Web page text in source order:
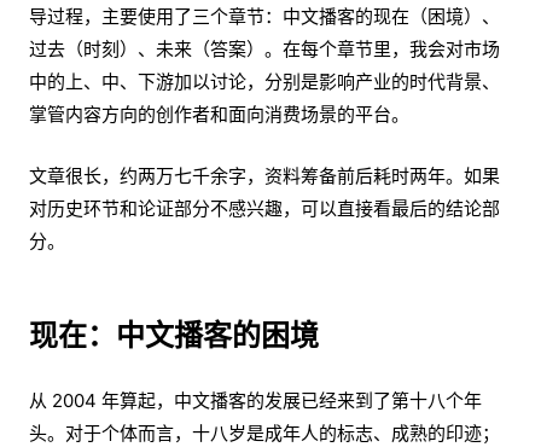
导过程，主要使用了三个章节：中文播客的现在（困境）、
过去（时刻）、未来（答案）。在每个章节里，我会对市场
中的上、中、下游加以讨论，分别是影响产业的时代背景、
掌管内容方向的创作者和面向消费场景的平台。
文章很长，约两万七千余字，资料筹备前后耗时两年。如果
对历史环节和论证部分不感兴趣，可以直接看最后的结论部
分。
现在：中文播客的困境
从 2004 年算起，中文播客的发展已经来到了第十八个年
头。对于个体而言，十八岁是成年人的标志、成熟的印迹；